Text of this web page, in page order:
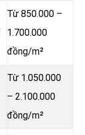
Từ 850.000 –
1.700.000
đồng/m²
Từ 1.050.000
– 2.100.000
đồng/m²